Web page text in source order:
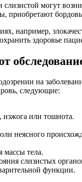
могут
приобретают
например,
здоровье
на
следующие:
изжога или тошнота.
неясного
массы тела.
слизистых
функции.